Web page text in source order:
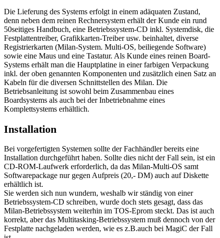
Die Lieferung des Systems erfolgt in einem adäquaten Zustand,
denn neben dem reinen Rechnersystem erhält der Kunde ein rund
50seitiges Handbuch, eine Betriebssystem-CD inkl. Systemdisk, die
Festplattentreiber, Grafikkarten-Treiber usw. beinhaltet, diverse
Registrierkarten (Milan-System. Multi-OS, beiliegende Software)
sowie eine Maus und eine Tastatur. Als Kunde eines reinen Board-
Systems erhält man die Hauptplatine in einer farbigen Verpackung
inkl. der oben genannten Komponenten und zusätzlich einen Satz an
Kabeln für die diversen Schnittstellen des Milan. Die
Betriebsanleitung ist sowohl beim Zusammenbau eines
Boardsystems als auch bei der Inbetriebnahme eines
Komplettsystems erhältlich.
Installation
Bei vorgefertigten Systemen sollte der Fachhändler bereits eine
Installation durchgeführt haben. Sollte dies nicht der Fall sein, ist ein
CD-ROM-Laufwerk erforderlich, da das Milan-Multi-OS samt
Softwarepackage nur gegen Aufpreis (20,- DM) auch auf Diskette
erhältlich ist.
Sie werden sich nun wundern, weshalb wir ständig von einer
Betriebssystem-CD schreiben, wurde doch stets gesagt, dass das
Milan-Betriebssystem weiterhin im TOS-Eprom steckt. Das ist auch
korrekt, aber das Multitasking-Betriebssystem muß dennoch von der
Festplatte nachgeladen werden, wie es z.B.auch bei MagiC der Fall